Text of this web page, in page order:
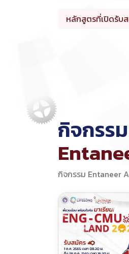
หลักสูตรที่เปิดรับ
กิจกรรม
กิจกรรม Entaneer